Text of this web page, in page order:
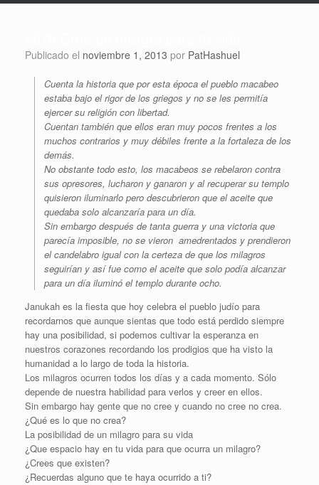
Publicado el noviembre 1, 2013 por PatHashuel
Cuenta la historia que por esta época el pueblo macabeo
estaba bajo el rigor de los griegos y no se les permitía
ejercer su religión con libertad.
Cuentan también que ellos eran muy pocos frentes a los
muchos contrarios y muy débiles frente a la fortaleza de los
demás.
No obstante todo esto, los macabeos se rebelaron contra
sus opresores, lucharon y ganaron y al recuperar su templo
quisieron iluminarlo pero descubrieron que el aceite que
quedaba solo alcanzaría para un día.
Sin embargo después de tanta guerra y una victoria que
parecía imposible, no se vieron amedrentados y prendieron
el candelabro igual con la certeza de que los milagros
seguirían y así fue como el aceite que solo podía alcanzar
para un día iluminó el templo durante ocho.
Janukah es la fiesta que hoy celebra el pueblo judío para
recordarnos que aunque sientas que todo está perdido siempre
hay una posibilidad, si podemos cultivar la esperanza en
nuestros corazones recordando los prodigios que ha visto la
humanidad a lo largo de toda la historia.
Los milagros ocurren todos los días y a cada momento. Sólo
depende de nuestra habilidad para verlos y creer en ellos.
Sin embargo hay gente que no cree y cuando no cree no crea.
¿Qué es lo que no crea?
La posibilidad de un milagro para su vida
¿Que espacio hay en tu vida para que ocurra un milagro?
¿Crees que existen?
¿Recuerdas alguno que te haya ocurrido a ti?